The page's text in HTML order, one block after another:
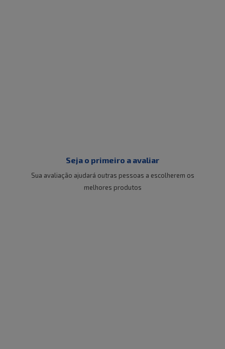
Seja o primeiro a avaliar
Sua avaliação ajudará outras pessoas a escolherem os
melhores produtos